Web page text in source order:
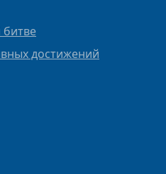
битве
достижений